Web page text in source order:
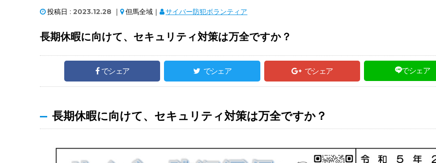
投稿日 : 2023.12.28｜ 但馬全域｜ サイバー防犯ボランティア
長期休暇に向けて、セキュリティ対策は万全ですか？
でシェア でシェア でシェア でシェア
長期休暇に向けて、セキュリティ対策は万全ですか？